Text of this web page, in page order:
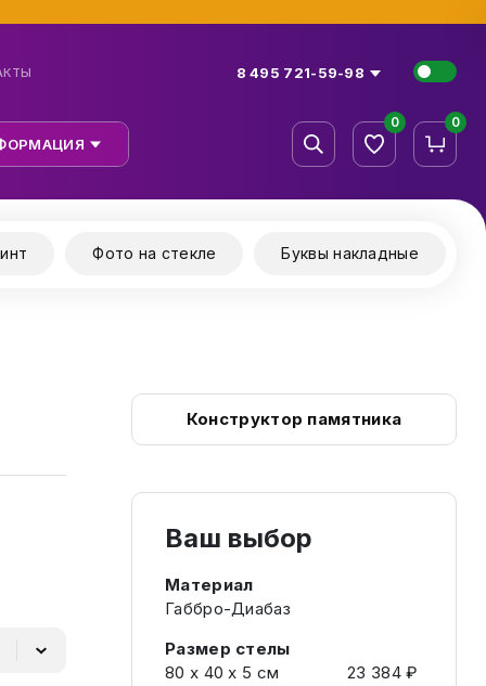
8 495 721-59-98
0 0
Фото на стекле Буквы накладные
Конструктор памятника
Ваш выбор
Материал
Габбро-Диабаз
Размер стелы
80 х 40 х 5 см
23 384 ₽